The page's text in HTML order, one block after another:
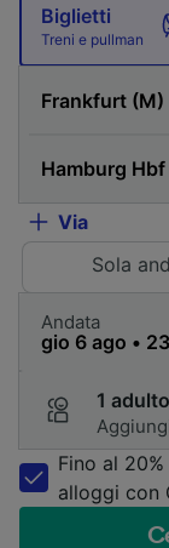
Biglietti
Treni e pullman
Via
Sola
Andata
1
Fino al
alloggi con